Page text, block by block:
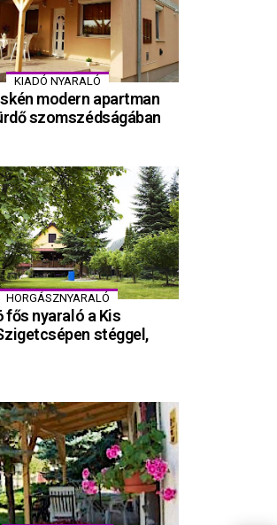
KIADÓ NYARALÓ
modern apartman
szomszédságában
HORGÁSZNYARALÓ
fős nyaraló a Kis
stéggel,